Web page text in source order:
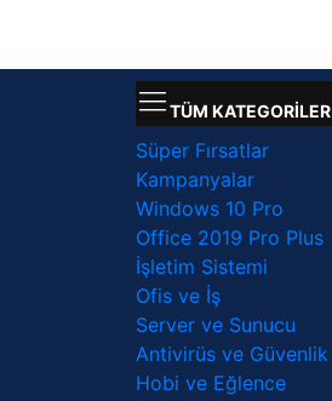
TÜM KATEGORİLER
Süper Fırsatlar
Kampanyalar
Windows 10 Pro
Office 2019 Pro Plus
İşletim Sistemi
Ofis ve İş
Server ve Sunucu
Antivirüs ve Güvenlik
Hobi ve Eğlence